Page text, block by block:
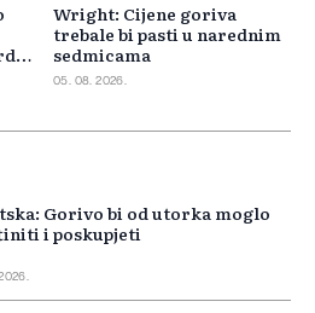
Wright: Cijene goriva
trebale bi pasti u narednim
sedmicama
05. 08. 2026.
Gorivo bi od utorka moglo
i poskupjeti